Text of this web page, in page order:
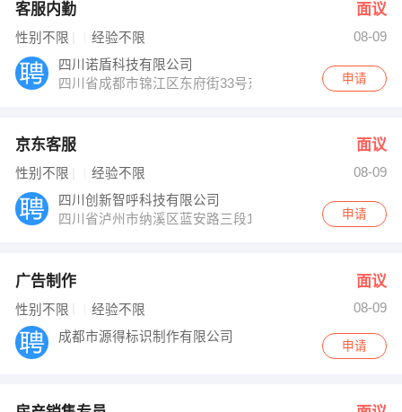
客服内勤 面议
性别不限 经验不限
08-09
四川诺盾科技有限公司
四川省成都市锦江区东府街33号东府九座大厦25层（四
申请
京东客服 面议
性别不限 经验不限
08-09
四川创新智呼科技有限公司
四川省泸州市纳溪区蓝安路三段17号国家高新科技园
申请
广告制作 面议
性别不限 经验不限
08-09
成都市源得标识制作有限公司
申请